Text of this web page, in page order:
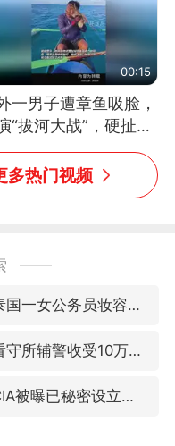
00:15
一男子遭章鱼吸脸，
“拔河大战”，硬扯加
敲打方才挣脱
多热门视频
泰国一女公务员妆容引争议 本人回应
看守所辅警收受10万获刑1年
CIA被曝已秘密设立古巴工作组